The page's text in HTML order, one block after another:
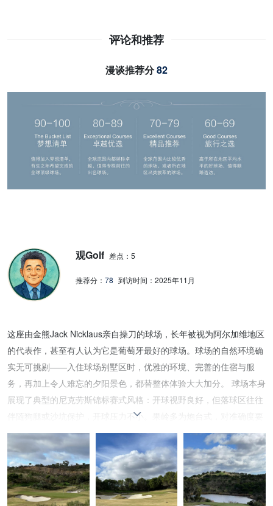
评论和推荐
漫谈推荐分82
这座由金熊Jack Nicklaus亲自操刀的球场，长年被视为阿尔加维地区
的代表作，甚至有人认为它是葡萄牙最好的球场。球场的自然环境确
实无可挑剔——入住球场别墅区时，优雅的环境、完善的住宿与服
务，再加上令人难忘的夕阳景色，都替整体体验大大加分。 球场本身
展现了典型的尼克劳斯锦标赛式风格：开球视野良好，但落球区往往
伴随狗腿或沙坑保护，开球压力不小。果岭多为炮台式，对准确度要
求极高，整体打法充满挑战与刺激感。不过周遭的自然景观让节奏不
至于过于紧绷，反而多了一份沉稳的度假氛围。 同组的朋友个个都是
见多识广、打遍世界百大的老手。我们一致认为，这类美式竞赛风格
的球场虽然品质稳定，但特色相对普遍。也可能因为我们打过太多类
似风格的球场，对 Monte Rei 的印象反而没有预期中那么深刻。
观Golf 差点：5
推荐分： 78 到访时间： 2025年11月